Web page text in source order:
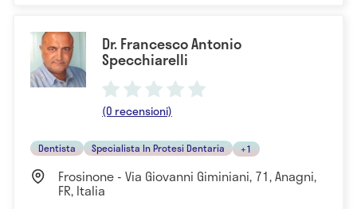
Dr. Francesco Antonio
Specchiarelli
(0 recensioni)
Dentista Specialista In Protesi Dentaria +1
Frosinone - Via Giovanni Giminiani, 71, Anagni,
FR, Italia